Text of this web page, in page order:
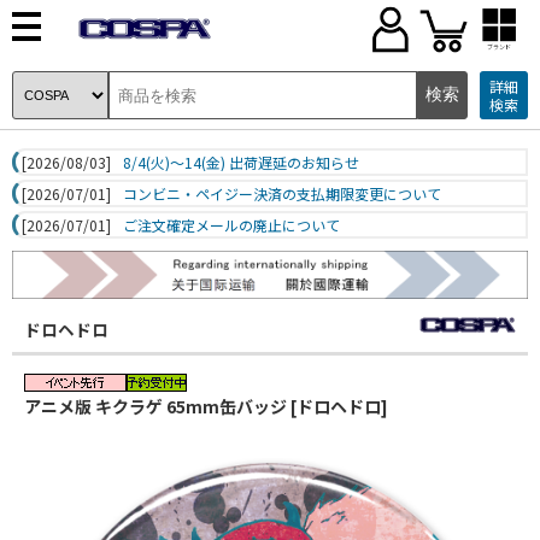
ブランド
詳細
検索
[2026/08/03]
8/4(火)～14(金) 出荷遅延のお知らせ
[2026/07/01]
コンビニ・ペイジー決済の支払期限変更について
[2026/07/01]
ご注文確定メールの廃止について
ドロヘドロ
アニメ版 キクラゲ 65mm缶バッジ [ドロヘドロ]